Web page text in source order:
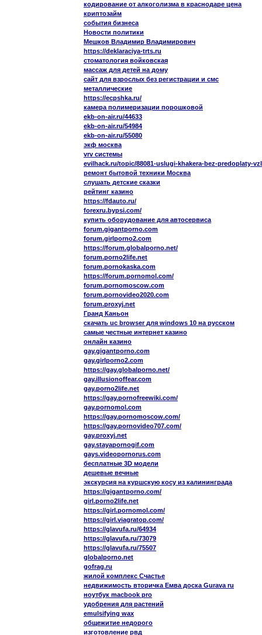
кодирование от алкоголизма в краснодаре цена
криптозайм
события бизнеса
Новости политики
Мешков Владимир Владимирович
https://deklaraciya-trts.ru
стоматология войковская
массаж для детей на дому
сайт для взрослых без регистрации и смс
металлические
https://ecpshka.ru/
камера полимеризации порошковой
ekb-on-air.ru/44633
ekb-on-air.ru/54984
ekb-on-air.ru/55080
экф москва
vrv системы
evilhack.ru/topic/88081-uslugi-khakera-bez-predoplaty-
ремонт бытовой техники Москва
слушать детские сказки
рейтинг казино
https://fdauto.ru/
forexru.bypsi.com/
купить оборудование для автосервиса
forum.gigantporno.com
forum.girlporno2.com
https://forum.globalporno.net/
forum.porno2life.net
forum.pornokaska.com
https://forum.pornomol.com/
forum.pornomoscow.com
forum.pornovideo2020.com
forum.proxyj.net
Гранд Каньон
скачать uc browser для windows 10 на русском
самые честные интернет казино
онлайн казино
gay.gigantporno.com
gay.girlporno2.com
https://gay.globalporno.net/
gay.illusionoffear.com
gay.porno2life.net
https://gay.pornofreewiki.com/
gay.pornomol.com
https://gay.pornomoscow.com/
https://gay.pornovideo707.com/
gay.proxyj.net
gay.stayapornogif.com
gays.videopornorus.com
бесплатные 3D модели
дешевые вечные
экскурсия на куршскую косу из калининграда
https://gigantporno.com/
girl.porno2life.net
https://girl.pornomol.com/
https://girl.viagratop.com/
https://glavufa.ru/64934
https://glavufa.ru/73079
https://glavufa.ru/75507
globalporno.net
gofrag.ru
жилой комплекс Счастье
недвижимость вторичка Емва доска Gurava ru
ноутбук macbook pro
удобрения для растений
emulsifying wax
общежитие недорого
изготовление рвд